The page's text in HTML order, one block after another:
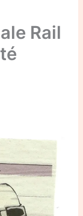
Rail